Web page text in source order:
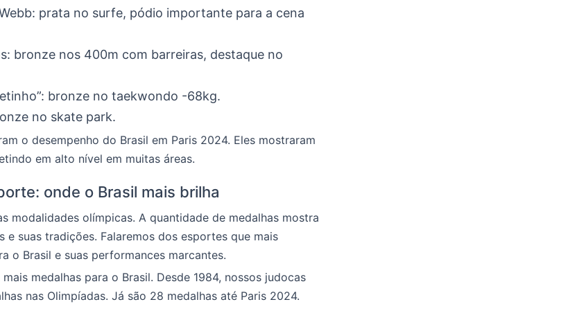
prata no surfe, pódio importante para a cena
bronze nos 400m com barreiras, destaque no
bronze no taekwondo -68kg.
no skate park.
o desempenho do Brasil em Paris 2024. Eles mostraram
em alto nível em muitas áreas.
onde o Brasil mais brilha
modalidades olímpicas. A quantidade de medalhas mostra
e suas tradições. Falaremos dos esportes que mais
o Brasil e suas performances marcantes.
medalhas para o Brasil. Desde 1984, nossos judocas
nas Olimpíadas. Já são 28 medalhas até Paris 2024.